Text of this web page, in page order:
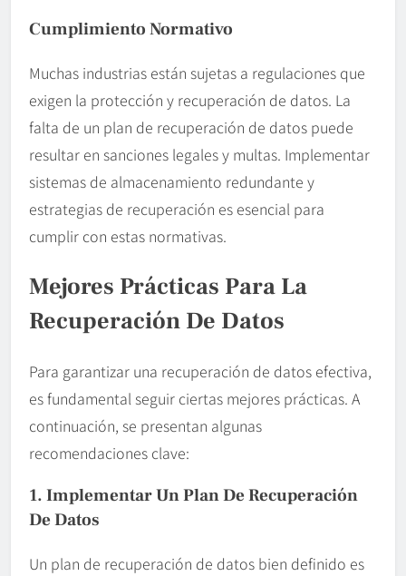
Cumplimiento Normativo
Muchas industrias están sujetas a regulaciones que
exigen la protección y recuperación de datos. La
falta de un plan de recuperación de datos puede
resultar en sanciones legales y multas. Implementar
sistemas de almacenamiento redundante y
estrategias de recuperación es esencial para
cumplir con estas normativas.
Mejores Prácticas Para La
Recuperación De Datos
Para garantizar una recuperación de datos efectiva,
es fundamental seguir ciertas mejores prácticas. A
continuación, se presentan algunas
recomendaciones clave:
1. Implementar Un Plan De Recuperación
De Datos
Un plan de recuperación de datos bien definido es